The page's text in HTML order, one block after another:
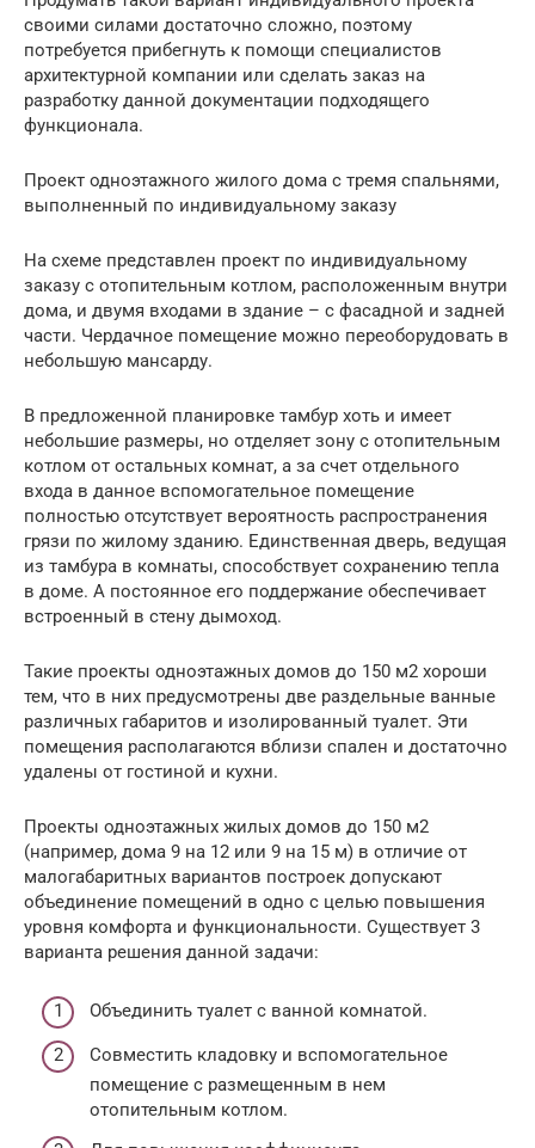
своими силами достаточно сложно, поэтому
потребуется прибегнуть к помощи специалистов
архитектурной компании или сделать заказ на
разработку данной документации подходящего
функционала.
Проект одноэтажного жилого дома с тремя спальнями,
выполненный по индивидуальному заказу
На схеме представлен проект по индивидуальному
заказу с отопительным котлом, расположенным внутри
дома, и двумя входами в здание – с фасадной и задней
части. Чердачное помещение можно переоборудовать в
небольшую мансарду.
В предложенной планировке тамбур хоть и имеет
небольшие размеры, но отделяет зону c отопительным
котлом от остальных комнат, а за счет отдельного
входа в данное вспомогательное помещение
полностью отсутствует вероятность распространения
грязи по жилому зданию. Единственная дверь, ведущая
из тамбура в комнаты, способствует сохранению тепла
в доме. А постоянное его поддержание обеспечивает
встроенный в стену дымоход.
Такие проекты одноэтажных домов до 150 м2 хороши
тем, что в них предусмотрены две раздельные ванные
различных габаритов и изолированный туалет. Эти
помещения располагаются вблизи спален и достаточно
удалены от гостиной и кухни.
Проекты одноэтажных жилых домов до 150 м2
(например, дома 9 на 12 или 9 на 15 м) в отличие от
малогабаритных вариантов построек допускают
объединение помещений в одно с целью повышения
уровня комфорта и функциональности. Существует 3
варианта решения данной задачи:
Объединить туалет с ванной комнатой.
Совместить кладовку и вспомогательное
помещение с размещенным в нем
отопительным котлом.